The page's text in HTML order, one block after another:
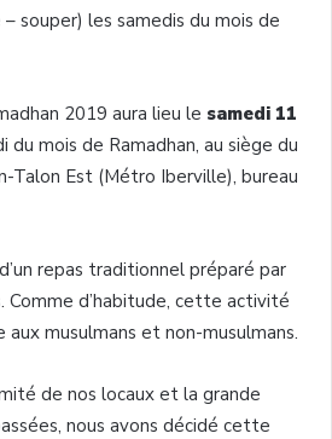
souper) les samedis du mois de
2019 aura lieu le samedi 11
du mois de Ramadhan, au siège du
Talon Est (Métro Iberville), bureau
repas traditionnel préparé par
Comme d’habitude, cette activité
musulmans et non-musulmans.
de nos locaux et la grande
nous avons décidé cette